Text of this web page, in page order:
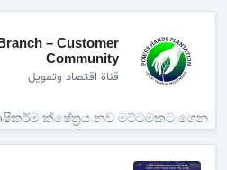
– Customer
Community
قناة اقتصاد وتمويل
ක්ෂේත්‍රය නව මට්ටමකට ගෙන...